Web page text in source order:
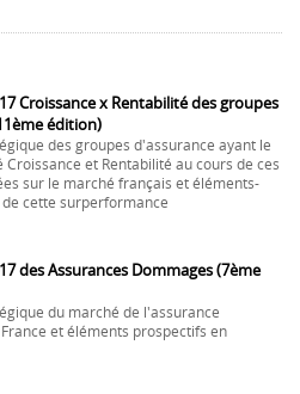
Croissance x Rentabilité des groupes
édition)
des groupes d'assurance ayant le
Croissance et Rentabilité au cours de ces
sur le marché français et éléments-
cette surperformance
des Assurances Dommages (7ème
du marché de l'assurance
et éléments prospectifs en